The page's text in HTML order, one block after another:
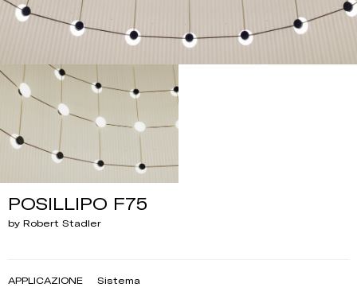
POSILLIPO F75
by Robert Stadler
APPLICAZIONE Sistema